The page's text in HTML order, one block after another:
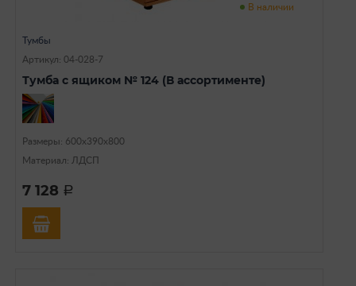
В наличии
Тумбы
Артикул: 04-028-7
Тумба с ящиком № 124 (В ассортименте)
Размеры: 600х390х800
Материал: ЛДСП
7 128 a